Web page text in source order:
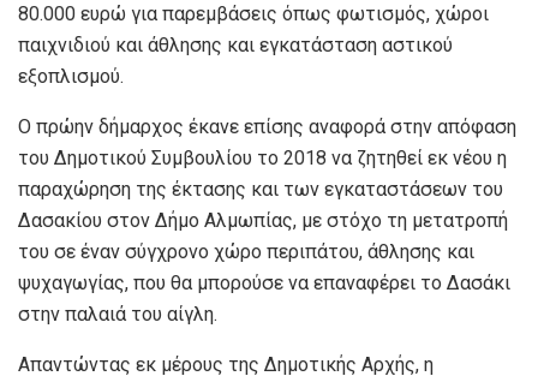
80.000 ευρώ για παρεμβάσεις όπως φωτισμός, χώροι
παιχνιδιού και άθλησης και εγκατάσταση αστικού
εξοπλισμού.
Ο πρώην δήμαρχος έκανε επίσης αναφορά στην απόφαση
του Δημοτικού Συμβουλίου το 2018 να ζητηθεί εκ νέου η
παραχώρηση της έκτασης και των εγκαταστάσεων του
Δασακίου στον Δήμο Αλμωπίας, με στόχο τη μετατροπή
του σε έναν σύγχρονο χώρο περιπάτου, άθλησης και
ψυχαγωγίας, που θα μπορούσε να επαναφέρει το Δασάκι
στην παλαιά του αίγλη.
Απαντώντας εκ μέρους της Δημοτικής Αρχής, η